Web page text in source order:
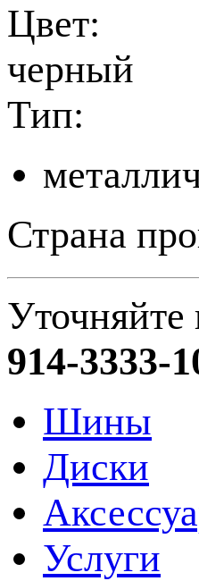
Цвет:
черный
Тип:
Страна
Уточняйте
914-3333-
Шины
Диски
Услуги